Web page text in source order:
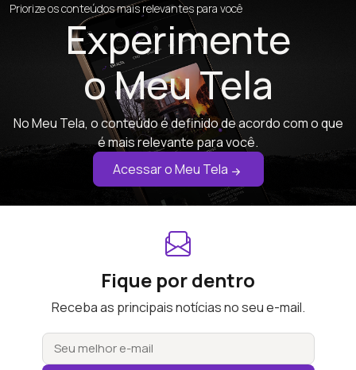
Priorize os conteúdos mais relevantes para você
Experimente
o Meu Tela
No Meu Tela, o conteúdo é definido de acordo com o que
é mais relevante para você.
Acessar o Meu Tela
Fique por dentro
Receba as principais notícias no seu e-mail.